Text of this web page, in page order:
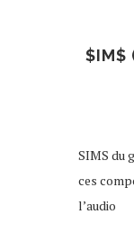
$IM$
SIMS du
ces
l’audio